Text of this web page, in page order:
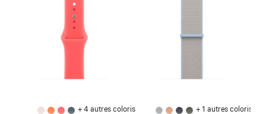
+ 4 autres coloris + 1 autres coloris